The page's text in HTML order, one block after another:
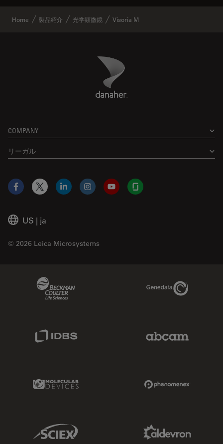
Home 製品紹介 光学顕微鏡 Visoria M
Danaher Logo
COMPANY
リーガル
US | ja
© 2026 Leica Microsystems
Facebook
X LinkedInInstagramYouTubeGlassdoor
Genedata Link
Molecular Devices Link
Sciex Link